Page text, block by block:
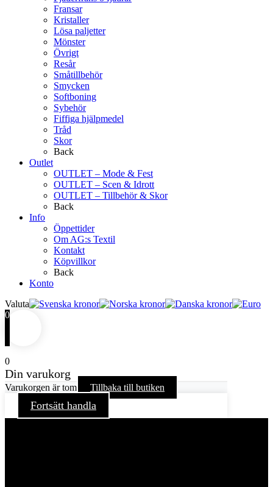
Fransar
Kristaller
Lösa paljetter
Mönster
Övrigt
Resår
Småtillbehör
Smycken
Softboning
Sybehör
Fiffiga hjälpmedel
Tråd
Skor
Back
Outlet
OUTLET – Mode & Fest
OUTLET – Scen & Idrott
OUTLET – Tillbehör & Skor
Back
Info
Öppettider
Om AG:s Textil
Kontakt
Köpvillkor
Back
Konto
Valuta
0
0
Din varukorg
Varukorgen är tom Tillbaka till butiken
Fortsätt handla